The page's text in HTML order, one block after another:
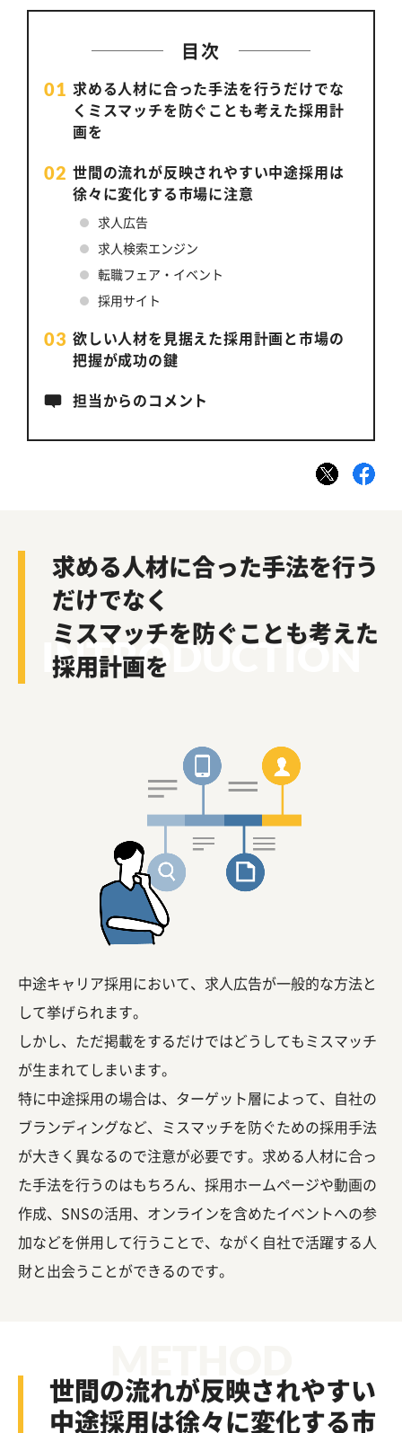
目次
求める人材に合った手法を行うだけでな
く ミスマッチを防ぐことも考えた採用計
画を
世間の流れが反映されやすい中途採用は
徐々に変化する市場に注意
求人広告
求人検索エンジン
転職フェア・イベント
採用サイト
欲しい人材を見据えた採用計画と市場の
把握が成功の鍵
担当からのコメント
INTRODUCTION
求める人材に合った手法を行う
だけでなく
ミスマッチを防ぐことも考えた
採用計画を
中途キャリア採用において、求人広告が一般的な方法と
して挙げられます。
しかし、ただ掲載をするだけではどうしてもミスマッチ
が生まれてしまいます。
特に中途採用の場合は、ターゲット層によって、自社の
ブランディングなど、ミスマッチを防ぐための採用手法
が大きく異なるので注意が必要です。求める人材に合っ
た手法を行うのはもちろん、採用ホームページや動画の
作成、SNSの活用、オンラインを含めたイベントへの参
加などを併用して行うことで、ながく自社で活躍する人
財と出会うことができるのです。
世間の流れが反映されやすい
中途採用は徐々に変化する市